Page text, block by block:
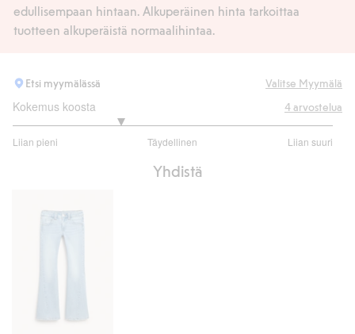
edullisempaan hintaan. Alkuperäinen hinta tarkoittaa
tuotteen alkuperäistä normaalihintaa.
Etsi myymälässä Valitse Myymälä
Kokemus koosta
Liian pieni Täydellinen Liian suuri
/
4arvostelua
Yhdistä